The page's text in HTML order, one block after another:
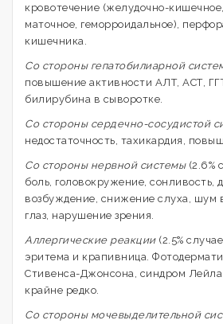
кровотечение (желудочно-
маточное, геморроидальное),
кишечника.
Со стороны гепатобилиарной
повышение активности АЛТ, АСТ,
билирубина в сыворотке.
Со стороны сердечно-сосудистой
недостаточность, тахикардия,
Со стороны нервной системы(2.6%
боль, головокружение, сонливость,
возбуждение, снижение слуха, шум
глаз, нарушение зрения.
Аллергические реакции(2.5%
эритема и крапивница.
Стивенса-Джонсона, синдром Лейла
крайне редко.
Со стороны мочевыделительной